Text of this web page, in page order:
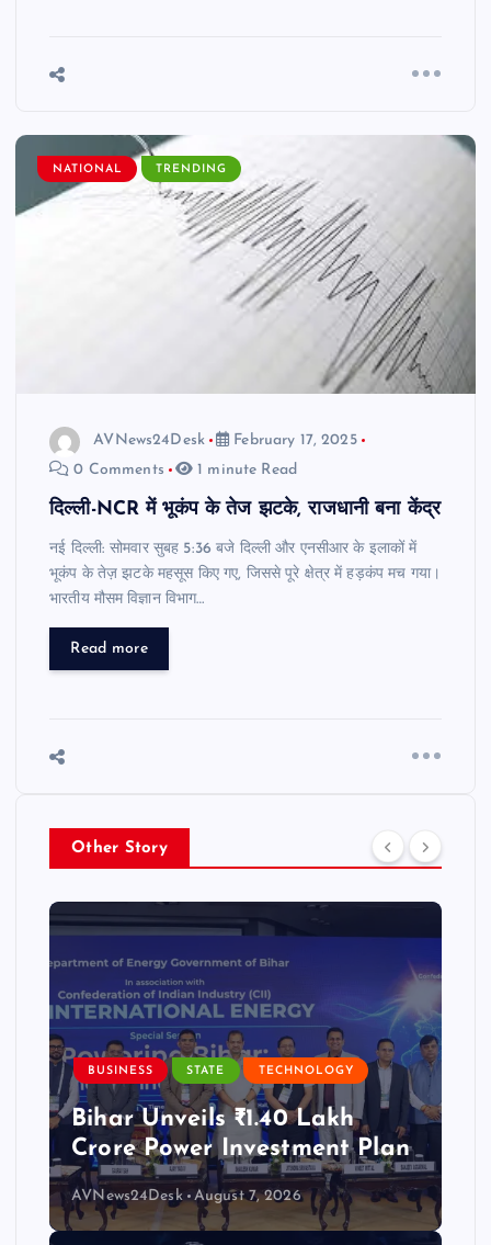
NATIONAL TRENDING
AVNews24Desk
February 17, 2025
0 Comments
1 minute Read
दिल्ली-NCR में भूकंप के तेज झटके, राजधानी बना केंद्र
नई दिल्ली: सोमवार सुबह 5:36 बजे दिल्ली और एनसीआर के इलाकों में
भूकंप के तेज़ झटके महसूस किए गए, जिससे पूरे क्षेत्र में हड़कंप मच गया।
भारतीय मौसम विज्ञान विभाग…
Read more
Other Story
BUSINESS STATE TECHNOLOGY
Bihar Unveils ₹1.40 Lakh
Crore Power Investment Plan
AVNews24Desk August 7, 2026